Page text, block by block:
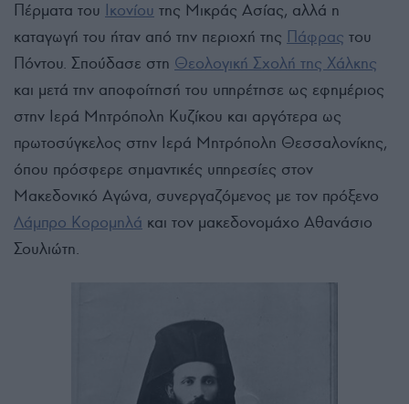
Πέρματα του Ικονίου της Μικράς Ασίας, αλλά η
καταγωγή του ήταν από την περιοχή της Πάφρας του
Πόντου. Σπούδασε στη Θεολογική Σχολή της Χάλκης
και μετά την αποφοίτησή του υπηρέτησε ως εφημέριος
στην Ιερά Μητρόπολη Κυζίκου και αργότερα ως
πρωτοσύγκελος στην Ιερά Μητρόπολη Θεσσαλονίκης,
όπου πρόσφερε σημαντικές υπηρεσίες στον
Μακεδονικό Αγώνα, συνεργαζόμενος με τον πρόξενο
Λάμπρο Κορομηλά και τον μακεδονομάχο Αθανάσιο
Σουλιώτη.